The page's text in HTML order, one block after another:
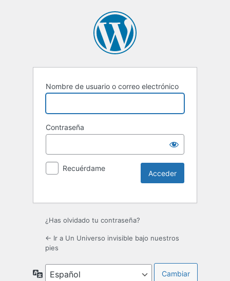
Nombre de usuario o correo electrónico
Contraseña
Recuérdame
¿Has olvidado tu contraseña?
← Ir a Un Universo invisible bajo nuestros
pies
Idioma